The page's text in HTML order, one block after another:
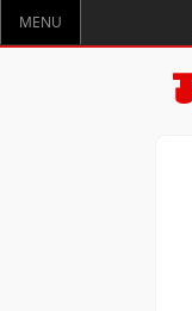
MENU